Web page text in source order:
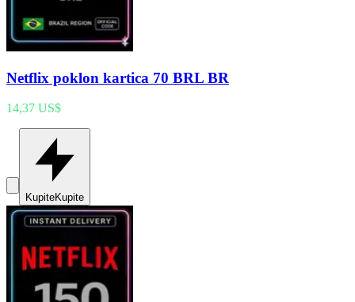
Netflix poklon kartica 70 BRL BR
14,37 US$
KupiteKupite